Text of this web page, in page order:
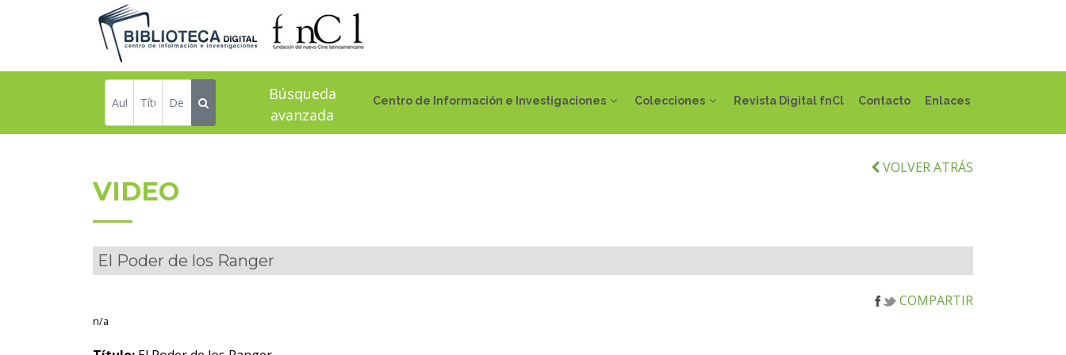
Centro de Información e Investigaciones Colecciones Revista Digital fnCl Contacto Enlaces
Búsqueda
avanzada
VOLVER ATRÁS
VIDEO
El Poder de los Ranger
COMPARTIR
n/a